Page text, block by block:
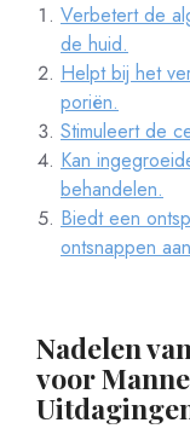
Verbetert de
de huid.
Helpt bij het
poriën.
Stimuleert de
Kan
behandelen.
Biedt een
ontsnappen
Nadelen
voor